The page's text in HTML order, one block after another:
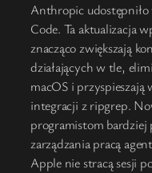
Anthropic udostępniło
Code. Ta aktualizacja
znacząco zwiększają
działających w tle,
macOS i przyspieszają
integracji z ripgrep.
programistom bardziej
zarządzania pracą
Apple nie stracą sesji